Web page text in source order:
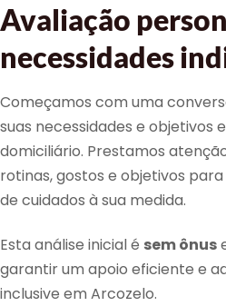
Avaliação
necessidades
Começamos com uma
suas necessidades e objetivos
domiciliário. Prestamos
rotinas, gostos e objetivos
de cuidados à sua medida.
Esta análise inicial é sem ônus
garantir um apoio eficiente e
inclusive em Arcozelo.